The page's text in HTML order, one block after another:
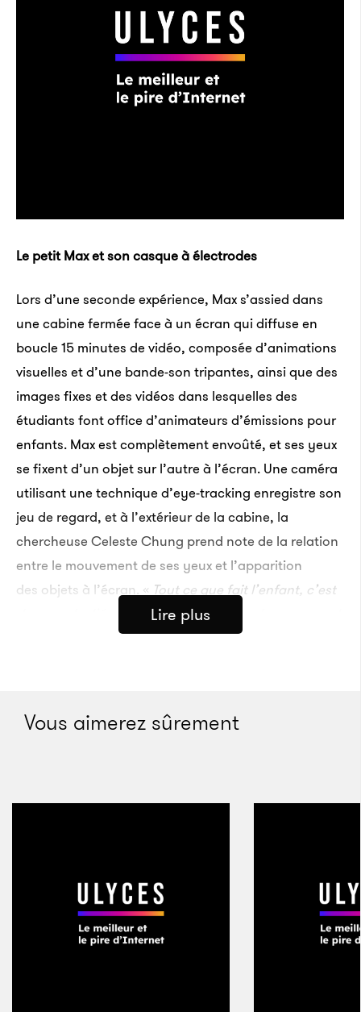
Le petit Max et son casque à électrodes
Lors d’une seconde expérience, Max s’assied dans
une cabine fermée face à un écran qui diffuse en
boucle 15 minutes de vidéo, composée d’animations
visuelles et d’une bande-son tripantes, ainsi que des
images fixes et des vidéos dans lesquelles des
étudiants font office d’animateurs d’émissions pour
enfants. Max est complètement envoûté, et ses yeux
se fixent d’un objet sur l’autre à l’écran. Une caméra
utilisant une technique d’eye-tracking enregistre son
jeu de regard, et à l’extérieur de la cabine, la
chercheuse Celeste Chung prend note de la relation
entre le mouvement de ses yeux et l’apparition
des objets à l’écran. « Tout ce que fait l’enfant, c’est
de regarder l’écran, mais la trajectoire de son regard
nous informe sur la façon dont il apprend et dont il
Babylab. L’équipe essaie de comprendre comment
Max et des dizaines d’autres bambins comme
s’absorbent dans une activité particulière.
Afin de regarder le deuxième objet, l’enfant doit
détacher son attention de l’objet au centre, ce qui
requiert de la maîtrise de soi. Il s’agit une évaluation
Lire plus
Vous aimerez sûrement